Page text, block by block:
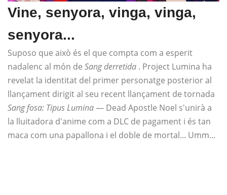
Vine, senyora, vinga, vinga,
senyora...
Suposo que això és el que compta com a esperit
nadalenc al món de Sang derretida . Project Lumina ha
revelat la identitat del primer personatge posterior al
llançament dirigit al seu recent llançament de tornada
Sang fosa: Tipus Lumina— Dead Apostle Noel s'unirà a
la lluitadora d'anime com a DLC de pagament i és tan
maca com una papallona i el doble de mortal... Umm...